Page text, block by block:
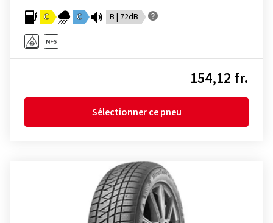
C C B | 72dB
154,12 fr.
Sélectionner ce pneu